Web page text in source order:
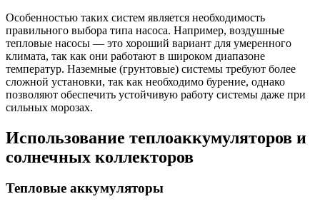
Особенностью таких систем является необходимость
правильного выбора типа насоса. Например, воздушные
тепловые насосы ― это хороший вариант для умеренного
климата, так как они работают в широком диапазоне
температур. Наземные (грунтовые) системы требуют более
сложной установки, так как необходимо бурение, однако
позволяют обеспечить устойчивую работу системы даже при
сильных морозах.
Использование теплоаккумуляторов и
солнечных коллекторов
Тепловые аккумуляторы